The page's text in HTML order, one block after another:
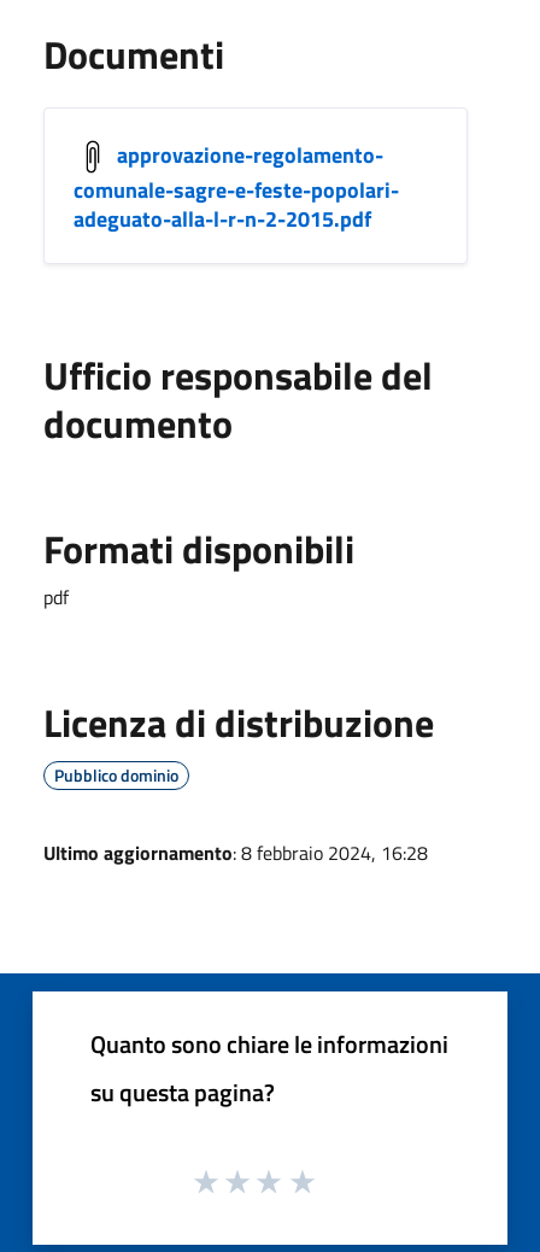
Documenti
approvazione-regolamento-
comunale-sagre-e-feste-popolari-
adeguato-alla-l-r-n-2-2015.pdf
Ufficio responsabile del
documento
Formati disponibili
pdf
Licenza di distribuzione
Pubblico dominio
Ultimo aggiornamento: 8 febbraio 2024, 16:28
Quanto sono chiare le informazioni
su questa pagina?